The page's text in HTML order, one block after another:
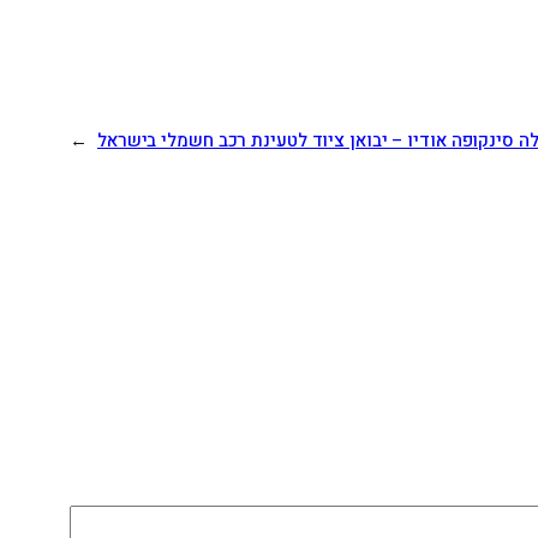
לה סינקופה אודיו – יבואן ציוד לטעינת רכב חשמלי בישראל →